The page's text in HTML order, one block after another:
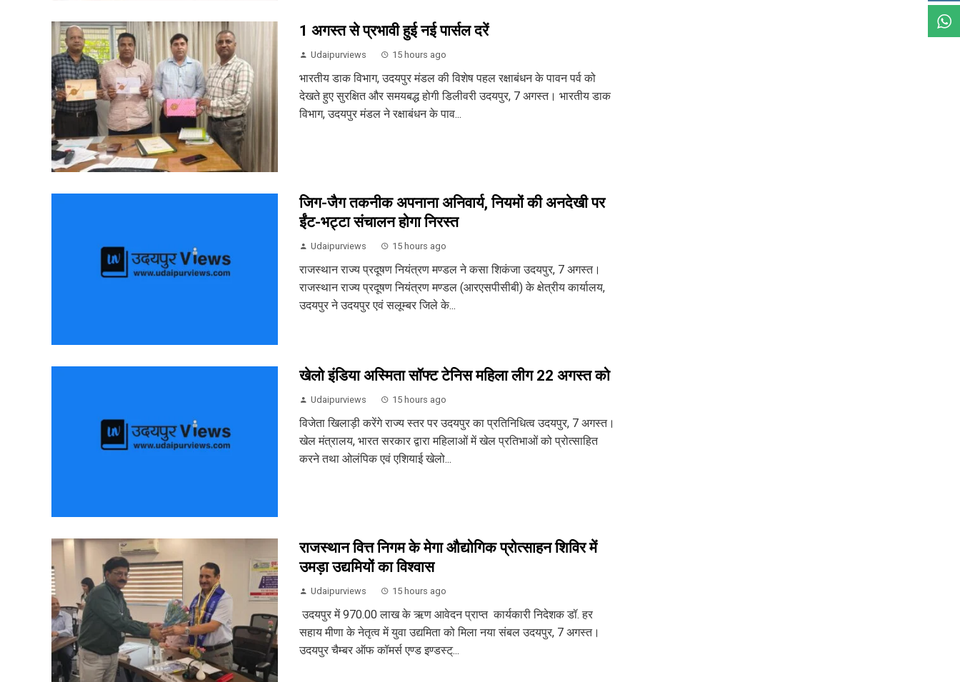
1 अगस्त से प्रभावी हुई नई पार्सल दरें
Udaipurviews 15 hours ago
भारतीय डाक विभाग, उदयपुर मंडल की विशेष पहल रक्षाबंधन के पावन पर्व को
देखते हुए सुरक्षित और समयबद्ध होगी डिलीवरी उदयपुर, 7 अगस्त। भारतीय डाक
विभाग, उदयपुर मंडल ने रक्षाबंधन के पाव...
जिग-जैग तकनीक अपनाना अनिवार्य, नियमों की अनदेखी पर
ईंट-भट्टा संचालन होगा निरस्त
Udaipurviews 15 hours ago
राजस्थान राज्य प्रदूषण नियंत्रण मण्डल ने कसा शिकंजा उदयपुर, 7 अगस्त।
राजस्थान राज्य प्रदूषण नियंत्रण मण्डल (आरएसपीसीबी) के क्षेत्रीय कार्यालय,
उदयपुर ने उदयपुर एवं सलूम्बर जिले के...
खेलो इंडिया अस्मिता सॉफ्ट टेनिस महिला लीग 22 अगस्त को
Udaipurviews 15 hours ago
विजेता खिलाड़ी करेंगे राज्य स्तर पर उदयपुर का प्रतिनिधित्व उदयपुर, 7 अगस्त।
खेल मंत्रालय, भारत सरकार द्वारा महिलाओं में खेल प्रतिभाओं को प्रोत्साहित
करने तथा ओलंपिक एवं एशियाई खेलो...
राजस्थान वित्त निगम के मेगा औद्योगिक प्रोत्साहन शिविर में
उमड़ा उद्यमियों का विश्वास
Udaipurviews 15 hours ago
उदयपुर में 970.00 लाख के ऋण आवेदन प्राप्त कार्यकारी निदेशक डॉ. हर
सहाय मीणा के नेतृत्व में युवा उद्यमिता को मिला नया संबल उदयपुर, 7 अगस्त।
उदयपुर चैम्बर ऑफ कॉमर्स एण्ड इण्डस्ट्...